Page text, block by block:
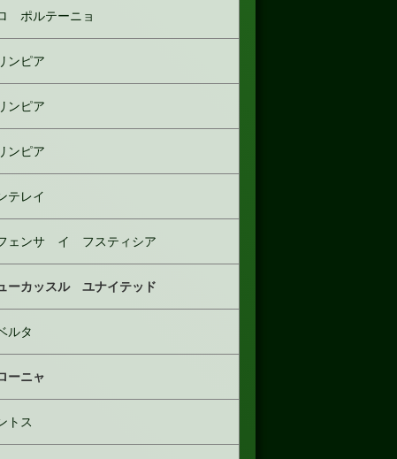
ポルテーニョ
ンピア
ンピア
ンピア
テレイ
ェンサ イ フスティシア
ーカッスル ユナイテッド
ルタ
ーニャ
トス